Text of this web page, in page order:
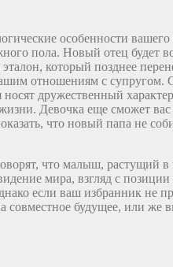
особенности вашего
пола. Новый отец будет
который позднее
отношениям с супругом.
дружественный
Девочка еще сможет
что новый папа не
что малыш, растущий в
мира, взгляд с
если ваш избранник не
совместное будущее, или же